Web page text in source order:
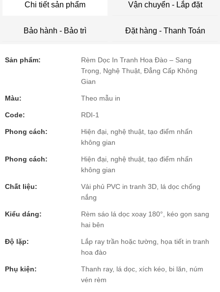
Chi tiết sản phẩm Vận chuyển - Lắp đặt
Bảo hành - Bảo trì Đặt hàng - Thanh Toán
Sản phẩm:
Rèm Dọc In Tranh Hoa Đào – Sang
Trọng, Nghệ Thuật, Đẳng Cấp Không
Gian
Màu: Theo mẫu in
Code: RDI-1
Phong cách:
Hiện đại, nghệ thuật, tạo điểm nhấn
không gian
Phong cách:
Hiện đại, nghệ thuật, tạo điểm nhấn
không gian
Chất liệu:
Vải phủ PVC in tranh 3D, lá dọc chống
nắng
Kiểu dáng:
Rèm sáo lá dọc xoay 180°, kéo gọn sang
hai bên
Độ lặp:
Lắp ray trần hoặc tường, họa tiết in tranh
hoa đào
Phụ kiện:
Thanh ray, lá dọc, xích kéo, bi lăn, núm
vén rèm